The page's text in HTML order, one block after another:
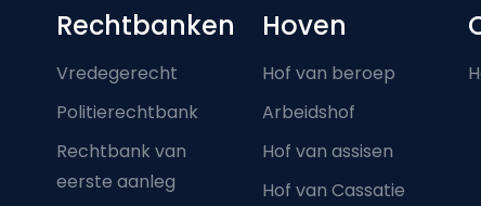
Footer-menu
Rechtbanken
Vredegerecht
Politierechtbank
Rechtbank van
eerste aanleg
Hoven
Hof van beroep
Arbeidshof
Hof van assisen
Hof van Cassatie